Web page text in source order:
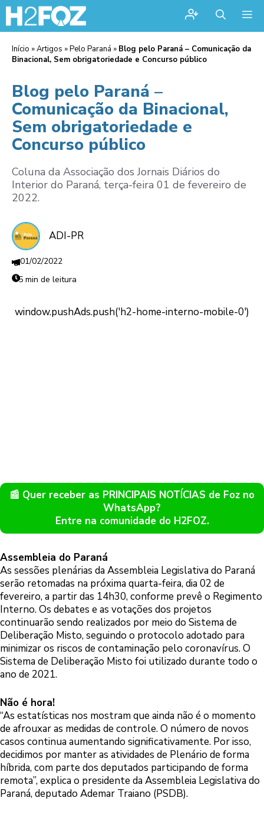
Início »Artigos »Pelo Paraná » Blog pelo Paraná – Comunicação da
Binacional, Sem obrigatoriedade e Concurso público
Blog pelo Paraná –
Comunicação da Binacional,
Sem obrigatoriedade e
Concurso público
Coluna da Associação dos Jornais Diários do
Interior do Paraná, terça-feira 01 de fevereiro de
2022.
ADI-PR
01/02/2022
5 min de leitura
📰 Quer receber as PRINCIPAIS NOTÍCIAS de Foz no
WhatsApp?
Entre na comunidade do H2FOZ.
Assembleia do Paraná
As sessões plenárias da Assembleia Legislativa do Paraná
serão retomadas na próxima quarta-feira, dia 02 de
fevereiro, a partir das 14h30, conforme prevê o Regimento
Interno. Os debates e as votações dos projetos
continuarão sendo realizados por meio do Sistema de
Deliberação Misto, seguindo o protocolo adotado para
minimizar os riscos de contaminação pelo coronavírus. O
Sistema de Deliberação Misto foi utilizado durante todo o
ano de 2021.
Não é hora!
“As estatísticas nos mostram que ainda não é o momento
de afrouxar as medidas de controle. O número de novos
casos continua aumentando significativamente. Por isso,
decidimos por manter as atividades de Plenário de forma
híbrida, com parte dos deputados participando de forma
remota”, explica o presidente da Assembleia Legislativa do
Paraná, deputado Ademar Traiano (PSDB).